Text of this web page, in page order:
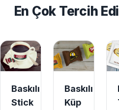
En Çok Tercih
Baskılı
Stick
Baskılı
Küp